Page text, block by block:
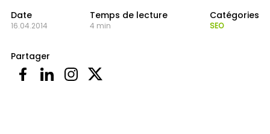
Date
16.04.2014
Temps de lecture
4 min
Catégories
SEO
Partager